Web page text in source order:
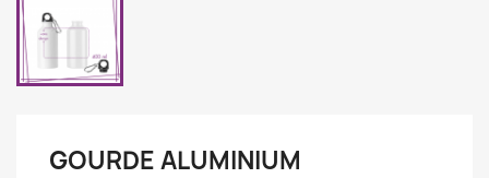
GOURDE ALUMINIUM